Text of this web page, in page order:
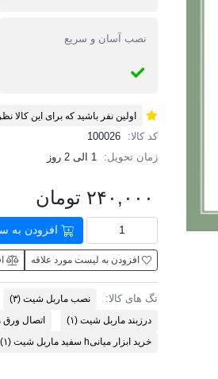
نصب آسان و سریع
اولین نفر باشید که برای این کالا
کد کالا:
100026
زمان تحویل:
1 الی 2 روز
۲۴۰,۰۰۰ تومان
افزودن به
افزودن به لیست مورد علاقه
تگ های کالا: نصب ماربل شیت(۳)
درزبند ماربل شیت(۱) اتصال
خرید ابزار میانیh سفید ماربل شیت
(۱)